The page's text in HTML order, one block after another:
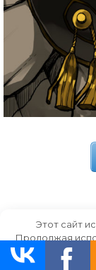
ИгрокЭтот сайт
Продолжая